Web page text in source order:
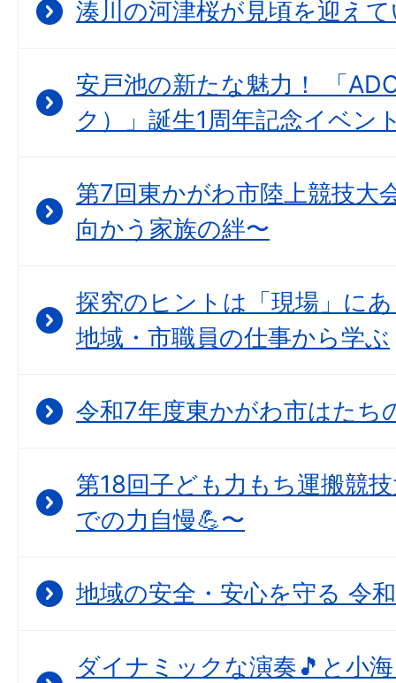
湊川の河津桜が見頃を迎え
安戸池の新たな魅力！ 「
ク）」誕生1周年記念イベン
第7回東かがわ市陸上競技大
向かう家族の絆〜
探究のヒントは「現場」に
地域・市職員の仕事から学ぶ
令和7年度東かがわ市はたち
第18回子ども力もち運搬競
での力自慢💪〜
地域の安全・安心を守る 令
ダイナミックな演奏🎵と小